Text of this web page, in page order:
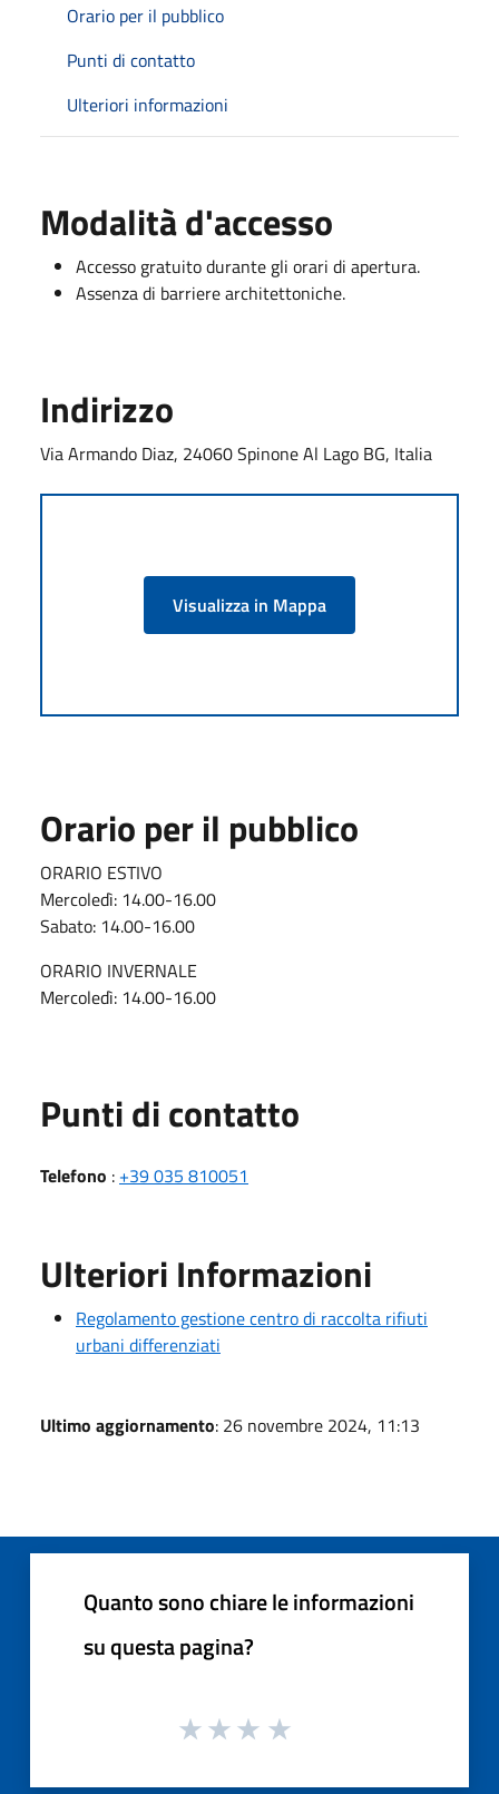
Orario per il pubblico
Punti di contatto
Ulteriori informazioni
Modalità d'accesso
Accesso gratuito durante gli orari di apertura.
Assenza di barriere architettoniche.
Indirizzo
Via Armando Diaz, 24060 Spinone Al Lago BG, Italia
Visualizza in Mappa
Orario per il pubblico
ORARIO ESTIVO
Mercoledì: 14.00-16.00
Sabato: 14.00-16.00
ORARIO INVERNALE
Mercoledì: 14.00-16.00
Punti di contatto
Telefono : +39 035 810051
Ulteriori Informazioni
Regolamento gestione centro di raccolta rifiuti
urbani differenziati
Ultimo aggiornamento: 26 novembre 2024, 11:13
Quanto sono chiare le informazioni
su questa pagina?